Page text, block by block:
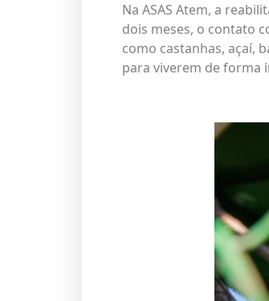
Na ASAS Atem, a
dois meses, o contato
como castanhas, açaí,
para viverem de forma